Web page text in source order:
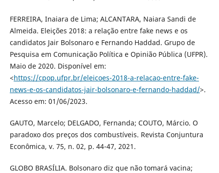
FERREIRA, Inaiara de Lima; ALCANTARA, Naiara Sandi de
Almeida. Eleições 2018: a relação entre fake news e os
candidatos Jair Bolsonaro e Fernando Haddad. Grupo de
Pesquisa em Comunicação Política e Opinião Pública (UFPR).
Maio de 2020. Disponível em:
<https://cpop.ufpr.br/eleicoes-2018-a-relacao-entre-fake-
news-e-os-candidatos-jair-bolsonaro-e-fernando-haddad/>.
Acesso em: 01/06/2023.
GAUTO, Marcelo; DELGADO, Fernanda; COUTO, Márcio. O
paradoxo dos preços dos combustíveis. Revista Conjuntura
Econômica, v. 75, n. 02, p. 44-47, 2021.
GLOBO BRASÍLIA. Bolsonaro diz que não tomará vacina;